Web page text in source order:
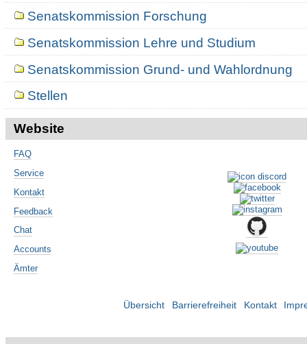
Senatskommission Forschung
Senatskommission Lehre und Studium
Senatskommission Grund- und Wahlordnung
Stellen
Website
FAQ
Service
Kontakt
Feedback
Chat
Accounts
Ämter
Übersicht Barrierefreiheit Kontakt